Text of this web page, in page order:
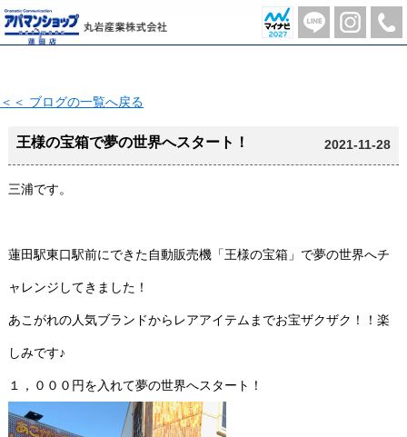
王様の宝箱で夢の世界へスタート！【2021-11-28更新】 | 蓮田市の不動産のことならアパマンショップ蓮田店-丸岩産業株式会社-
＜＜ ブログの一覧へ戻る
王様の宝箱で夢の世界へスタート！ 2021-11-28
三浦です。
蓮田駅東口駅前にできた自動販売機「王様の宝箱」で夢の世界へチ
ャレンジしてきました！
あこがれの人気ブランドからレアアイテムまでお宝ザクザク！！楽
しみです♪
１，０００円を入れて夢の世界へスタート！